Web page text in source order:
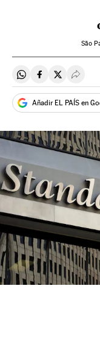
São
Compartir en
Compartir en
Compartir
Añadir EL PAÍS en